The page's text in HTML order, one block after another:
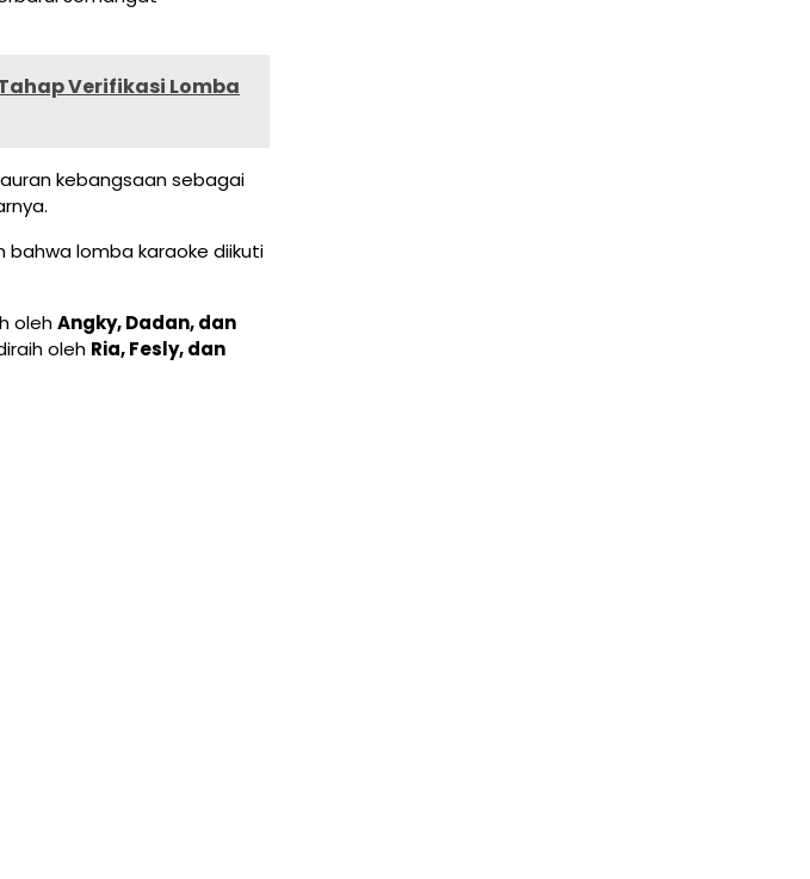
Verifikasi Lomba
kebangsaan sebagai
lomba karaoke diikuti
olehAngky, Dadan, dan
oleh Ria, Fesly, dan